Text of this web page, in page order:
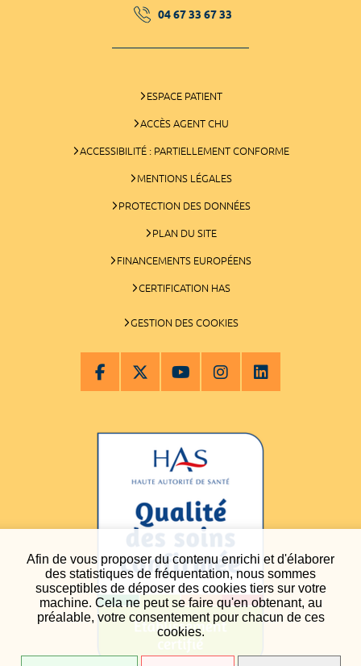
Afin de vous proposer du contenu enrichi et d'élaborer
des statistiques de fréquentation, nous sommes
susceptibles de déposer des cookies tiers sur votre
machine. Cela ne peut se faire qu'en obtenant, au
préalable, votre consentement pour chacun de ces
cookies.
04 67 33 67 33
ESPACE PATIENT
ACCÈS AGENT CHU
ACCESSIBILITÉ : PARTIELLEMENT CONFORME
MENTIONS LÉGALES
PROTECTION DES DONNÉES
PLAN DU SITE
FINANCEMENTS EUROPÉENS
CERTIFICATION HAS
GESTION DES COOKIES